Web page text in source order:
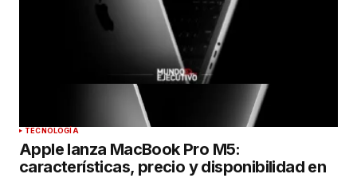
TECNOLOGÍA
Apple lanza MacBook Pro M5:
características, precio y disponibilidad en